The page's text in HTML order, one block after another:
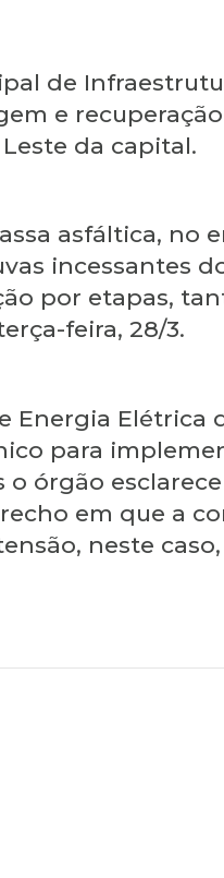
de
e
da capital.
asfáltica, no
incessantes
por etapas,
feira, 28/3.
Energia Elétrica
para
o órgão
em que a
neste